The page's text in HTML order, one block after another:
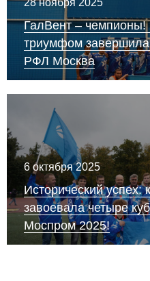
ГалВент –
триумфом
РФЛ Москва
6 октября 2025
Исторический успех:
завоевала четыре
Моспром 2025!